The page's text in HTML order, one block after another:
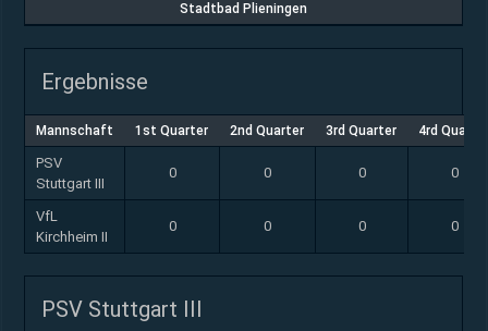
Stadtbad Plieningen
Ergebnisse
Mannschaft 1st Quarter 2nd Quarter 3rd Quarter 4rd
PSV
Stuttgart III
0 0 0 0
VfL
Kirchheim II
0 0 0 0
PSV Stuttgart III